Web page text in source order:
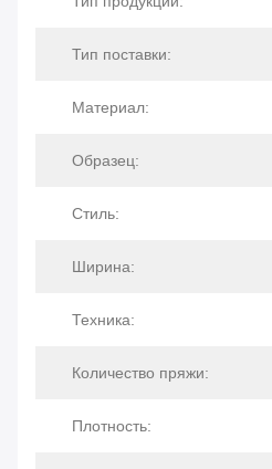
Тип поставки:
Материал:
Образец:
Стиль:
Ширина:
Техника:
Количество пряжи:
Плотность: